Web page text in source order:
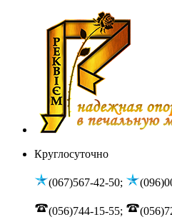
Круглосуточно
(067)567-42-50;
(056)744-15-55;